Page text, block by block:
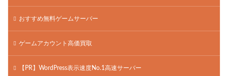
おすすめ無料ゲームサーバー
ゲームアカウント高価買取
【PR】WordPress表示速度No.1高速サーバー